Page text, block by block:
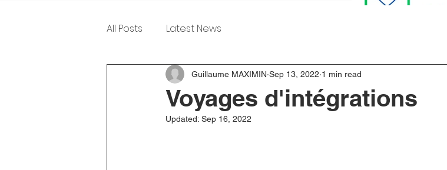
All Posts Latest News
Voyages d'intégrations
Guillaume MAXIMIN Sep 13, 2022 1 min read
Updated: Sep 16, 2022